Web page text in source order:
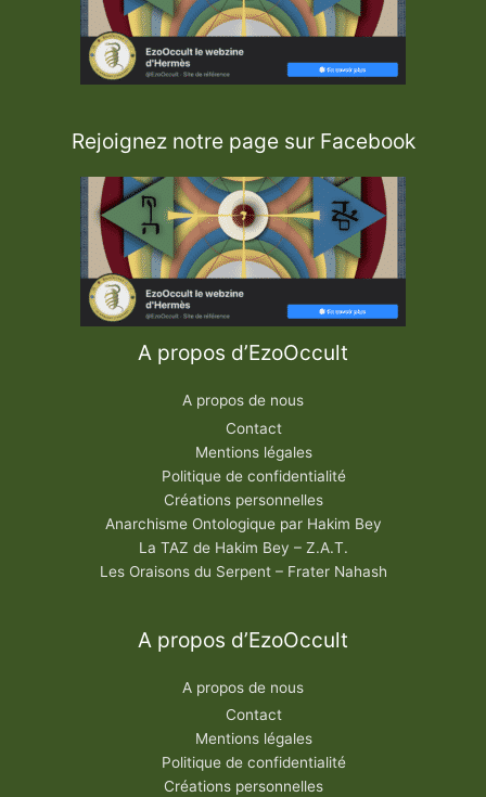
Rejoignez notre page sur Facebook
A propos d’EzoOccult
A propos de nous
Contact
Mentions légales
Politique de confidentialité
Créations personnelles
Anarchisme Ontologique par Hakim Bey
La TAZ de Hakim Bey – Z.A.T.
Les Oraisons du Serpent – Frater Nahash
A propos d’EzoOccult
A propos de nous
Contact
Mentions légales
Politique de confidentialité
Créations personnelles